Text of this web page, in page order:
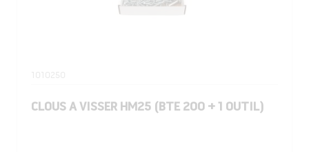
1010250
CLOUS A VISSER HM25 (BTE 200 + 1 OUTIL)